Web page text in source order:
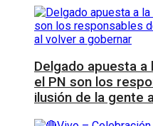
Delgado apuesta a
el PN son los
ilusión de la gente